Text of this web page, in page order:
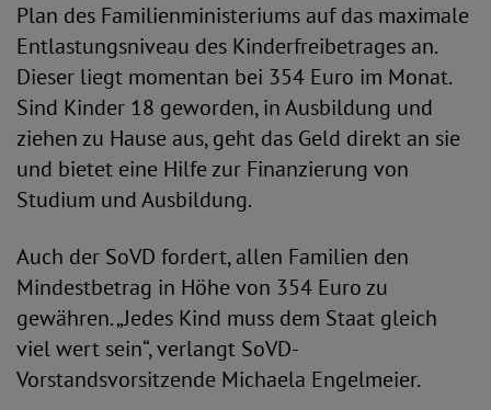
Plan des Familienministeriums auf das maximale
Entlastungsniveau des Kinderfreibetrages an.
Dieser liegt momentan bei 354 Euro im Monat.
Sind Kinder 18 geworden, in Ausbildung und
ziehen zu Hause aus, geht das Geld direkt an sie
und bietet eine Hilfe zur Finanzierung von
Studium und Ausbildung.
Auch der SoVD fordert, allen Familien den
Mindestbetrag in Höhe von 354 Euro zu
gewähren. „Jedes Kind muss dem Staat gleich
viel wert sein“, verlangt SoVD-
Vorstandsvorsitzende Michaela Engelmeier.